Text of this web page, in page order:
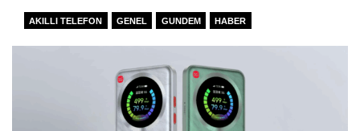
AKILLI TELEFON GENEL GUNDEM HABER